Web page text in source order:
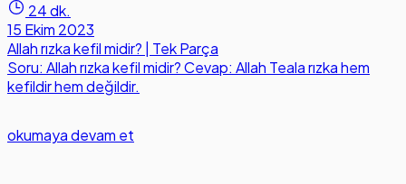
24 dk.
15 Ekim 2023
Allah rızka kefil midir? | Tek Parça
Soru: Allah rızka kefil midir? Cevap: Allah Teala rızka hem
kefildir hem değildir.
okumaya devam et